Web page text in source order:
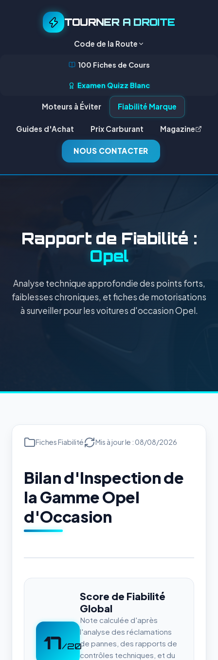
TOURNER A DROITE
Code de la Route
100 Fiches de Cours
Examen Quizz Blanc
Moteurs à Éviter Fiabilité Marque
Guides d'Achat Prix Carburant Magazine
NOUS CONTACTER
Rapport de Fiabilité :
Opel
Analyse technique approfondie des points forts,
faiblesses chroniques, et fiches de motorisations
à surveiller pour les voitures d'occasion Opel.
Fiches Fiabilité Mis à jour le : 08/08/2026
Bilan d'Inspection de
la Gamme Opel
d'Occasion
17/20
Score de Fiabilité
Global
Note calculée d'après
l'analyse des réclamations
de pannes, des rapports de
contrôles techniques, et du